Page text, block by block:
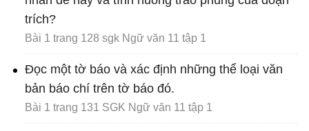
trích?
Bài 1 trang 128 sgk Ngữ văn 11 tập 1
Đọc một tờ báo và xác định những thể loại văn
bản báo chí trên tờ báo đó.
Bài 1 trang 131 SGK Ngữ văn 11 tập 1